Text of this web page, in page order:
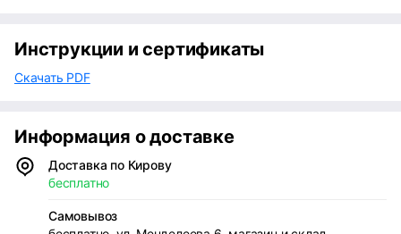
Инструкции и сертификаты
Скачать PDF
Информация о доставке
Доставка по Кирову
бесплатно
Самовывоз